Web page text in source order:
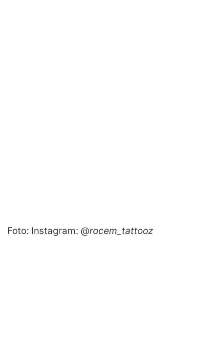
Foto: Instagram: @rocem_tattooz